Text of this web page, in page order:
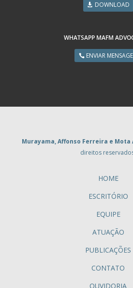
DOWNLOAD
WHATSAPP MAFM
ENVIAR
Murayama, Affonso Ferreira e Mota
direitos
HOME
ESCRITÓRIO
EQUIPE
ATUAÇÃO
PUBLICAÇÕES
CONTATO
OUVIDORIA